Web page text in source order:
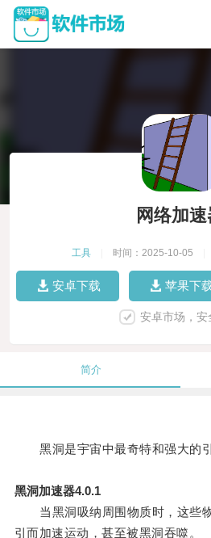
网络加
工具 时间：2025-10-05
安卓下载 苹果下
安卓市场，安
简介
黑洞是宇宙中最奇特和强大的引
黑洞加速器4.0.1
当黑洞吸纳周围物质时，这些
引而加速运动，甚至被黑洞吞噬。